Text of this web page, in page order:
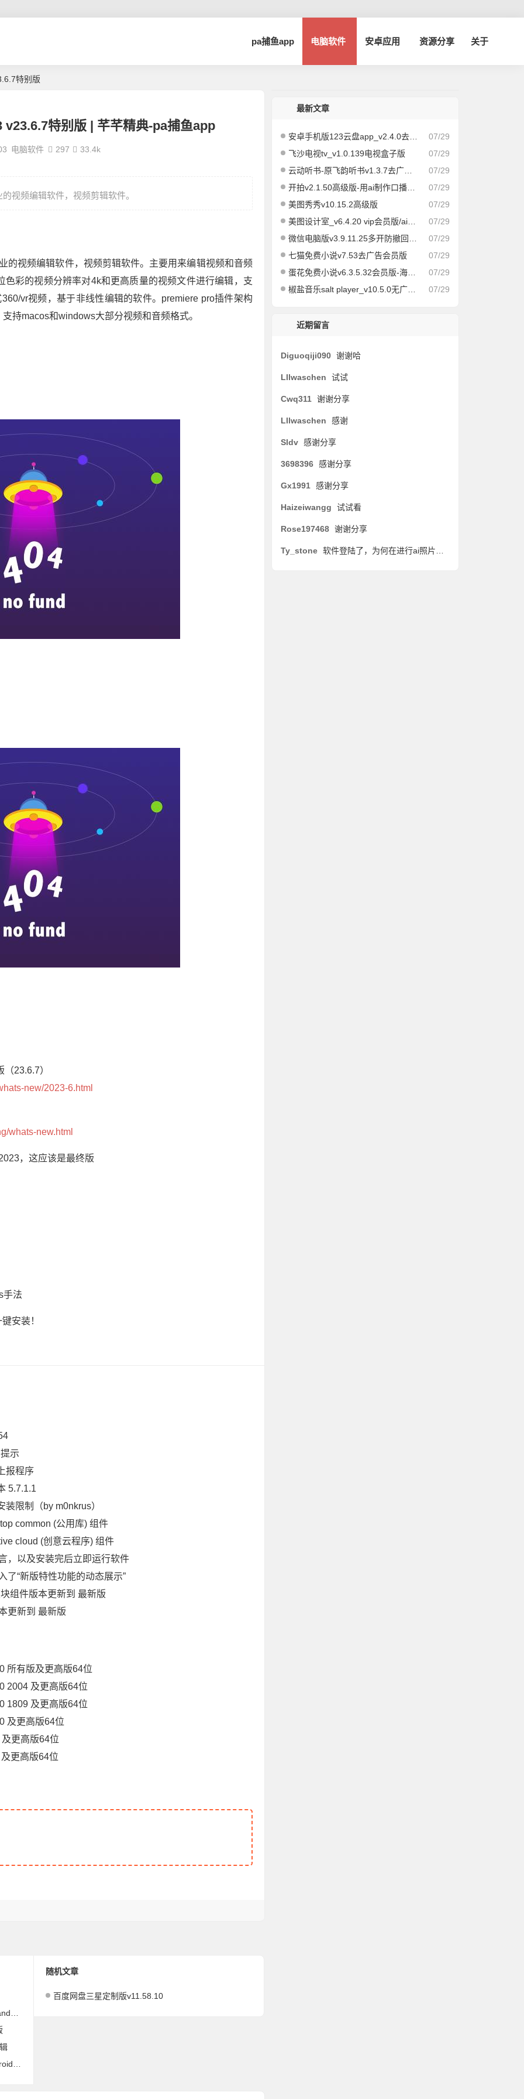
pa捕鱼app 电脑软件 安卓应用 资源分享 关于
特别版
特别版 | 芊芊精典-pa捕鱼app
电脑软件 297 33.4k
视频编辑软件，视频剪辑软件。
的视频编辑软件，视频剪辑软件。主要用来编辑视频和音频
彩的视频分辨率对4k和更高质量的视频文件进行编辑，支
vr视频，基于非线性编辑的软件。premiere pro插件架构
持macos和windows大部分视频和音频格式。
23.6.7）
new/2023-6.html
whats-new.html
，这应该是最终版
手法
安装！
示
报程序
5.7.1.1
限制（by m0nkrus）
common (公用库) 组件
cloud (创意云程序) 组件
，以及安装完后立即运行软件
了“新版特性功能的动态展示”
组件版本更新到 最新版
更新到 最新版
所有版及更高版64位
2004 及更高版64位
1809 及更高版64位
及更高版64位
更高版64位
更高版64位
版
版
随机文章
百度网盘三星定制版v11.58.10
最新文章
07/29
安卓手机版123云盘app_v2.4.0去广告版
07/29
飞沙电视tv_v1.0.139电视盒子版
07/29
云动听书-原飞韵听书v1.3.7去广告纯净版/海量资源
07/29
开拍v2.1.50高级版-用ai制作口播视频
07/29
美图秀秀v10.15.2高级版
07/29
美图设计室_v6.4.20 vip会员版/ai作图海报编辑
07/29
微信电脑版v3.9.11.25多开防撤回绿色版
07/29
七猫免费小说v7.53去广告会员版
07/29
蛋花免费小说v6.3.5.32会员版-海量免费小说有声小说阅读听书
07/29
椒盐音乐salt player_v10.5.0无广告纯净版
近期留言
Diguoqiji090 谢谢哈
Lllwaschen 试试
Cwq311 谢谢分享
Lllwaschen 感谢
Sldv 感谢分享
3698396 感谢分享
Gx1991 感谢分享
Haizeiwangg 试试看
Rose197468 谢谢分享
Ty_stone 软件登陆了，为何在进行ai照片生成视频时，还是会根据生成时长进行收费？！是我哪里操作错误了，还是软件不算破解完整？有网友教教吗？谢谢